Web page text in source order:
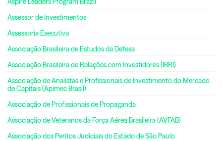
Assessor de Investimentos
Assessoria Executiva
Associação Brasileira de Estudos da Defesa
Associação Brasileira de Relações com Investidores (IBRI)
Associação de Analistas e Profissionais de Investimento do Mercado
de Capitais (Apimec Brasil)
Associação de Profissionais de Propaganda
Associação de Veteranos da Força Aérea Brasileira (AVFAB)
Associação dos Peritos Judiciais do Estado de São Paulo